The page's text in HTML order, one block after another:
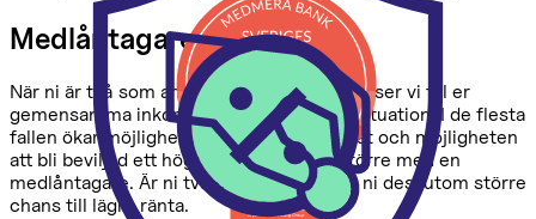
Medlåntagare ger fördelar
När ni är två som ansöker om ett privatlån ser vi till er
gemensamma inkomst och ekonomiska situation. I de flesta
fallen ökar möjligheten att få lånet beviljat och möjligheten
att bli beviljad ett högre lånebelopp är större med en
medlåntagare. Är ni två som ansöker har ni dessutom större
chans till lägre ränta.